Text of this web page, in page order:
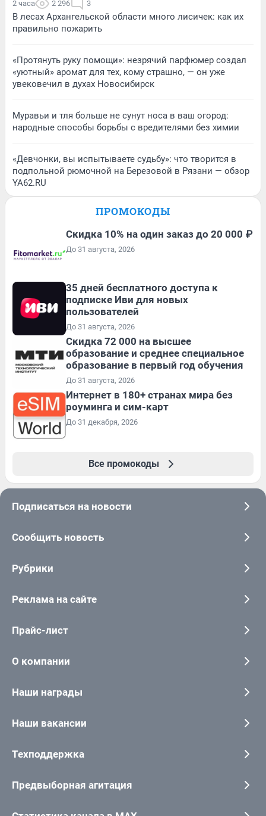
2 часа 2 296 3
В лесах Архангельской области много лисичек: как их
правильно пожарить
«Протянуть руку помощи»: незрячий парфюмер создал
«уютный» аромат для тех, кому страшно, — он уже
увековечил в духах Новосибирск
Муравьи и тля больше не сунут носа в ваш огород:
народные способы борьбы с вредителями без химии
«Девчонки, вы испытываете судьбу»: что творится в
подпольной рюмочной на Березовой в Рязани — обзор
YA62.RU
ПРОМОКОДЫ
Скидка 10% на один заказ до 20 000 ₽
До 31 августа, 2026
35 дней бесплатного доступа к
подписке Иви для новых
пользователей
До 31 августа, 2026
Скидка 72 000 на высшее
образование и среднее специальное
образование в первый год обучения
До 31 августа, 2026
Интернет в 180+ странах мира без
роуминга и сим-карт
До 31 декабря, 2026
Все промокоды
Подписаться на новости
Сообщить новость
Рубрики
Реклама на сайте
Прайс-лист
О компании
Наши награды
Наши вакансии
Техподдержка
Предвыборная агитация